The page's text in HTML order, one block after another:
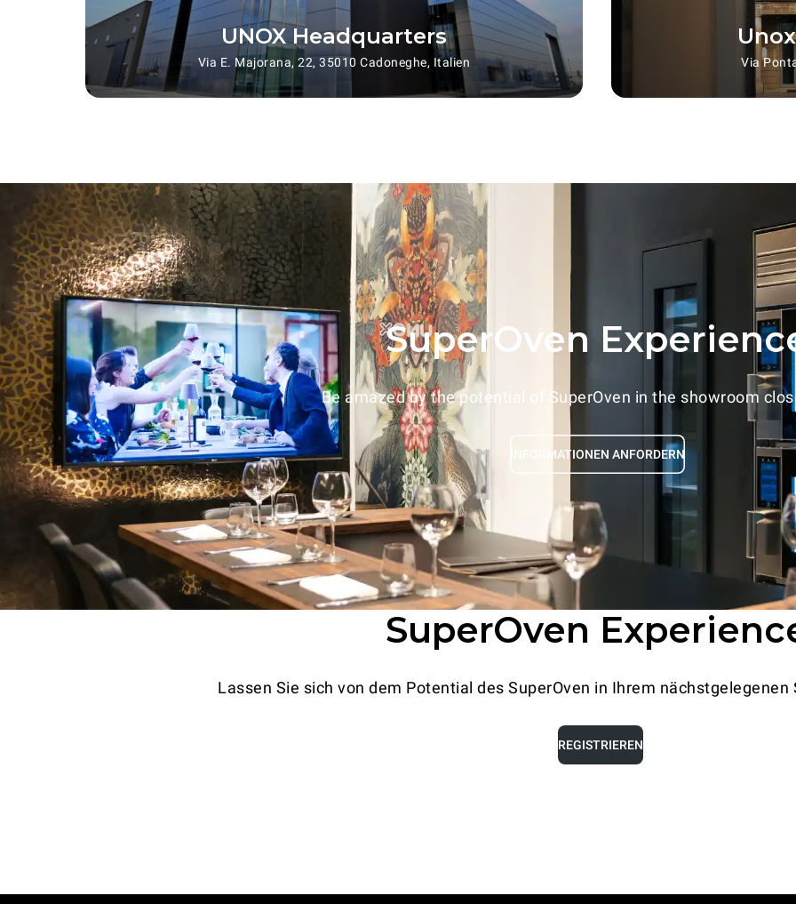
UNOX Headquarters
Via E. Majorana, 22, 35010 Cadoneghe, Italien Via
SuperOven
Be amazed by the potential of SuperOven in the showroom
INFORMATIONEN ANFORDERN
SuperOven
Lassen Sie sich von dem Potential des SuperOven in Ihrem
REGISTRIEREN